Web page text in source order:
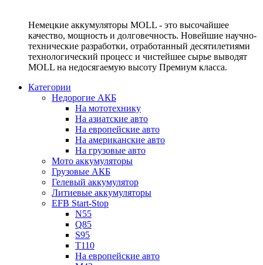
Немецкие аккумуляторы MOLL - это высочайшее
качество, мощность и долговечность. Новейшие научно-
технические разработки, отработанный десятилетиями
технологический процесс и чистейшее сырье выводят
MOLL на недосягаемую высоту Премиум класса.
Категории
Недорогие АКБ
На мототехнику
На азиатские авто
На европейские авто
На американские авто
На грузовые авто
Мото аккумуляторы
Грузовые АКБ
Гелевый аккумулятор
Литиевые аккумуляторы
EFB Start-Stop
N55
Q85
S95
T110
На европейские авто